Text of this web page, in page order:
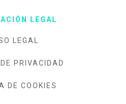
LEGAL
LEGAL
PRIVACIDAD
DE COOKIES